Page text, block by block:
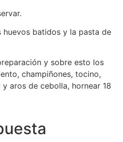
huevos batidos y la pasta de
y sobre esto los
champiñones, tocino,
aros de cebolla, hornear 18